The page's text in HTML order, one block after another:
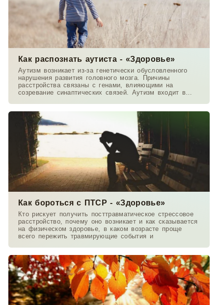
Как распознать аутиста - «Здоровье»
Аутизм возникает из-за генетически обусловленного
нарушения развития головного мозга. Причины
расстройства связаны с генами, влияющими на
созревание синаптических связей. Аутизм входит в
Как бороться с ПТСР - «Здоровье»
Кто рискует получить посттравматическое стрессовое
расстройство, почему оно возникает и как сказывается
на физическом здоровье, в каком возрасте проще
всего пережить травмирующие события и